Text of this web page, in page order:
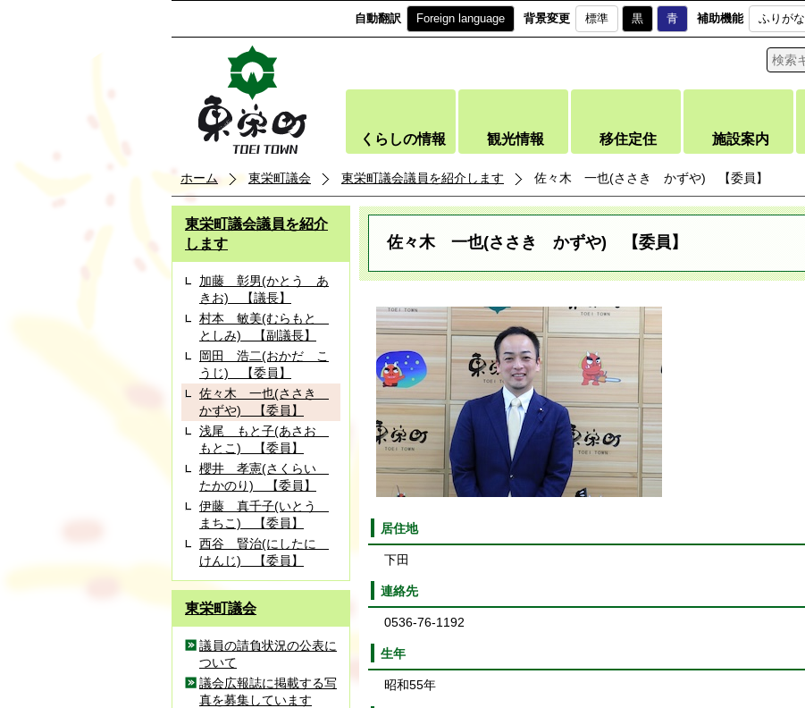
自動翻訳 Foreign language 背景変更 標準 黒 青 補助機能 ふりがな
くらしの情報 観光情報 移住定住 施設案内
ホーム 東栄町議会 東栄町議会議員を紹介します 佐々木 一也(ささき かずや) 【委員】
東栄町議会議員を紹介
します
加藤 彰男(かとう あ
きお) 【議長】
村本 敏美(むらもと
としみ) 【副議長】
岡田 浩二(おかだ こ
うじ) 【委員】
佐々木 一也(ささき
かずや) 【委員】
浅尾 もと子(あさお
もとこ) 【委員】
櫻井 孝憲(さくらい
たかのり) 【委員】
伊藤 真千子(いとう
まちこ) 【委員】
西谷 賢治(にしたに
けんじ) 【委員】
東栄町議会
議員の請負状況の公表に
ついて
議会広報誌に掲載する写
真を募集しています
佐々木 一也(ささき かずや) 【委員】
居住地
下田
連絡先
0536-76-1192
生年
昭和55年